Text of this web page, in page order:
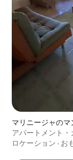
マリニージャのマ
アパートメント
ロケーション · お